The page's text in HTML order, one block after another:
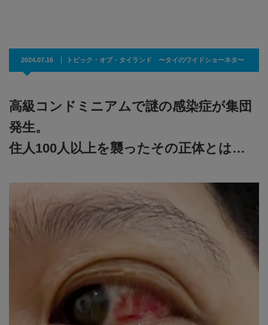
2024.07.16 トピック・オブ・タイランド 〜タイのワイドショーネタ〜
高級コンドミニアムで謎の感染症が集団
発生。
住人100人以上を襲ったその正体とは…